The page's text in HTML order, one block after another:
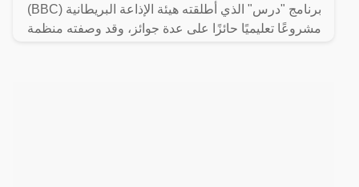
برنامج "درس" الذي أطلقته هيئة الإذاعة البريطانية (BBC)
مشروعًا تعليميًا حائزًا على عدة جوائز، وقد وصفته منظمة